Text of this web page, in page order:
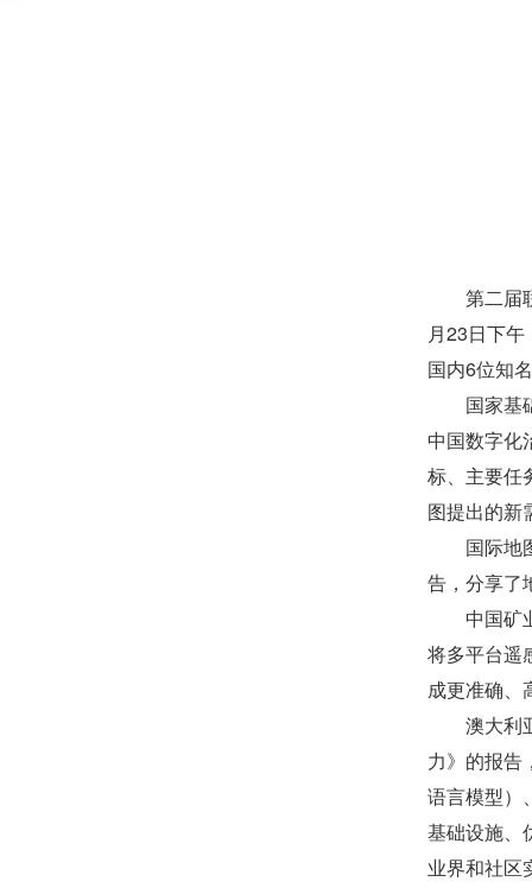
第二届
月23日下午
国内6位知
国家基
中国数字化
标、主要任
图提出的新
国际地
告，分享了
中国矿
将多平台遥
成更准确、
澳大利
力》的报告
语言模型）
基础设施、
业界和社区